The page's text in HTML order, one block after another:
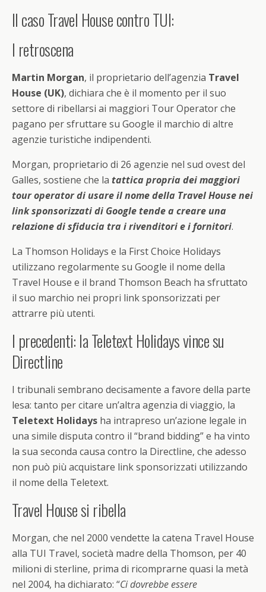
Il caso Travel House contro TUI:
I retroscena
Martin Morgan, il proprietario dell’agenzia Travel
House (UK), dichiara che è il momento per il suo
settore di ribellarsi ai maggiori Tour Operator che
pagano per sfruttare su Google il marchio di altre
agenzie turistiche indipendenti.
Morgan, proprietario di 26 agenzie nel sud ovest del
Galles, sostiene che la tattica propria dei maggiori
tour operator di usare il nome della Travel House nei
link sponsorizzati di Google tende a creare una
relazione di sfiducia tra i rivenditori e i fornitori.
La Thomson Holidays e la First Choice Holidays
utilizzano regolarmente su Google il nome della
Travel House e il brand Thomson Beach ha sfruttato
il suo marchio nei propri link sponsorizzati per
attrarre più utenti.
I precedenti: la Teletext Holidays vince su
Directline
I tribunali sembrano decisamente a favore della parte
lesa: tanto per citare un’altra agenzia di viaggio, la
Teletext Holidays ha intrapreso un’azione legale in
una simile disputa contro il “brand bidding” e ha vinto
la sua seconda causa contro la Directline, che adesso
non può più acquistare link sponsorizzati utilizzando
il nome della Teletext.
Travel House si ribella
Morgan, che nel 2000 vendette la catena Travel House
alla TUI Travel, società madre della Thomson, per 40
milioni di sterline, prima di ricomprarne quasi la metà
nel 2004, ha dichiarato: “Ci dovrebbe essere